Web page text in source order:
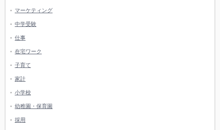
マーケティング
中学受験
仕事
在宅ワーク
子育て
家計
小学校
幼稚園・保育園
採用